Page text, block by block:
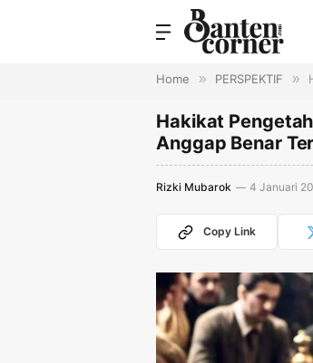
Home » PERSPEKTIF »
Hakikat
Anggap Benar
Rizki Mubarok 4 Januari
Copy Link